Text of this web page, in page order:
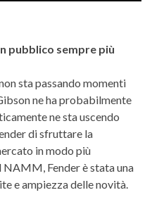
pubblico sempre più
sta passando momenti
ne ha probabilmente
ne sta uscendo
di sfruttare la
in modo più
Fender è stata una
e ampiezza delle novità.